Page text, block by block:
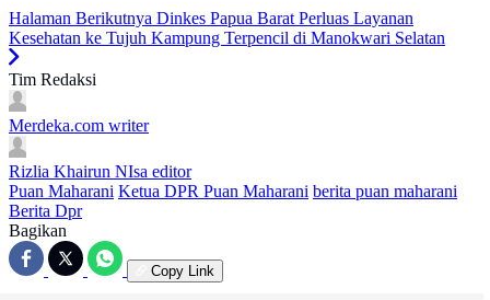
Halaman Berikutnya Dinkes Papua Barat Perluas Layanan
Kesehatan ke Tujuh Kampung Terpencil di Manokwari Selatan
Tim Redaksi
Merdeka.com writer
Rizlia Khairun NIsa editor
Puan Maharani Ketua DPR Puan Maharani berita puan maharani
Berita Dpr
Bagikan
Copy Link